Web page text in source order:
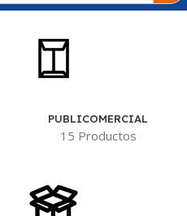
/CUADERNOS
PUBLICOMERCIAL
15 Productos